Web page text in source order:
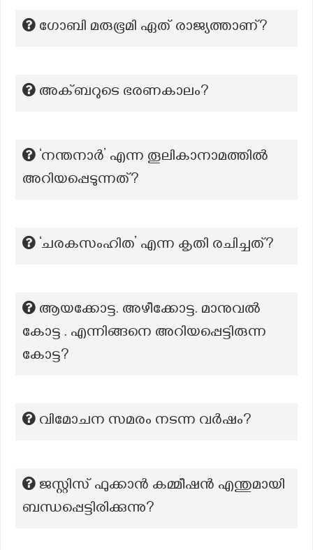
ഗോബി മരുഭൂമി ഏത് രാജ്യത്താണ്?
അക്ബറുടെ ഭരണകാലം?
‘നന്തനാർ’ എന്ന തൂലികാനാമത്തില്‍
അറിയപ്പെടുന്നത്?
‘ചരകസംഹിത’ എന്ന കൃതി രചിച്ചത്?
ആയക്കോട്ട. അഴീക്കോട്ട. മാനുവൽ
കോട്ട . എന്നിങ്ങനെ അറിയപ്പെട്ടിരുന്ന
കോട്ട?
വിമോചന സമരം നടന്ന വര്‍ഷം?
ജസ്റ്റിസ് ഫുക്കാൻ കമ്മീഷൻ എന്തുമായി
ബന്ധപ്പെട്ടിരിക്കുന്നു?